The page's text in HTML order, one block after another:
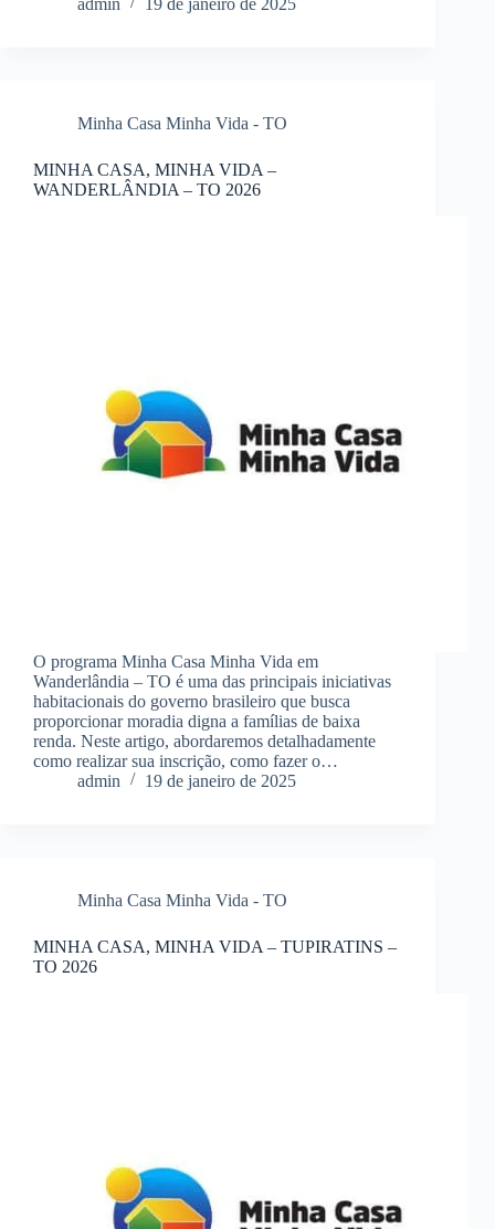
admin
19 de janeiro de 2025
Minha Casa Minha Vida - TO
MINHA CASA, MINHA VIDA –
WANDERLÂNDIA – TO 2026
O programa Minha Casa Minha Vida em
Wanderlândia – TO é uma das principais iniciativas
habitacionais do governo brasileiro que busca
proporcionar moradia digna a famílias de baixa
renda. Neste artigo, abordaremos detalhadamente
como realizar sua inscrição, como fazer o…
admin
19 de janeiro de 2025
Minha Casa Minha Vida - TO
MINHA CASA, MINHA VIDA – TUPIRATINS –
TO 2026